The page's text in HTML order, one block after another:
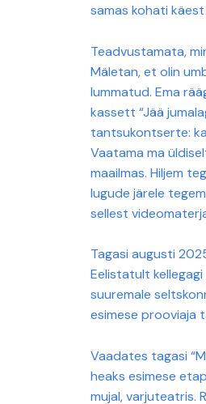
samas kohati käest
Teadvustamata,
Mäletan, et olin
lummatud. Ema
kassett “Jää
tantsukontserte:
Vaatama ma
maailmas. Hiljem
lugude järele
sellest
Tagasi augusti
Eelistatult
suuremale
esimese prooviaja
Vaadates tagasi
heaks esimese
mujal, varjuteatris.